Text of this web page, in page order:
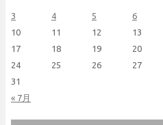
« 7月
3
4 5 6
10
11 12 13
17
18 19 20
24
25 26 27
31